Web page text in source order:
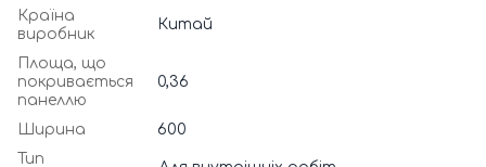
Країна
виробник
Китай
Площа, що
покривається
панеллю
0,36
Ширина
600
Тип